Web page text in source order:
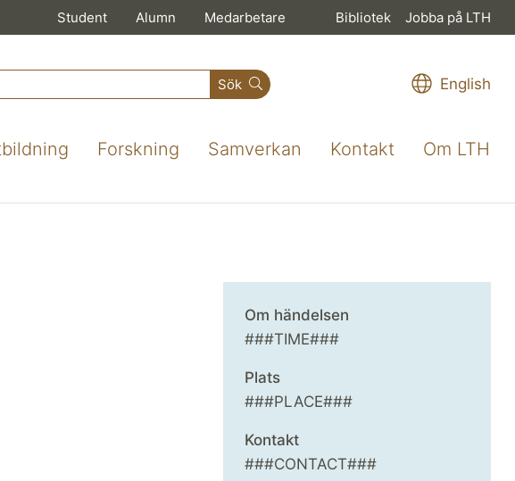
Student Alumn Medarbetare Bibliotek Jobba på LTH
Sök English
Forskning Samverkan Kontakt Om LTH
Om händelsen
###TIME###
Plats
###PLACE###
Kontakt
###CONTACT###